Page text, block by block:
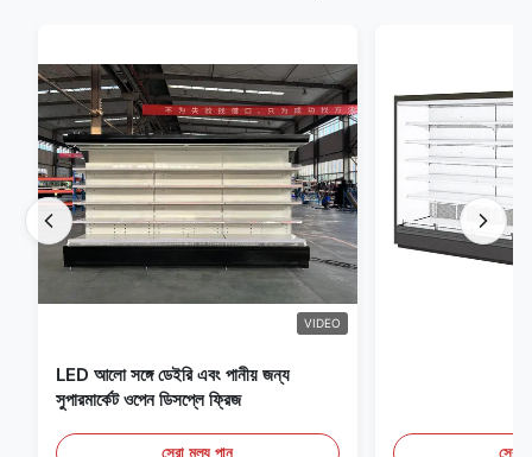
VIDEO
LED আলো সঙ্গে ডেইরি এবং পানীয় জন্য
সুপারমার্কেট ওপেন ডিসপ্লে ফ্রিজ
সেরা মূল্য পান সেরা